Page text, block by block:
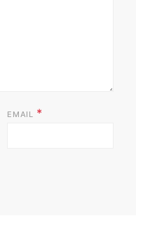
EMAIL *